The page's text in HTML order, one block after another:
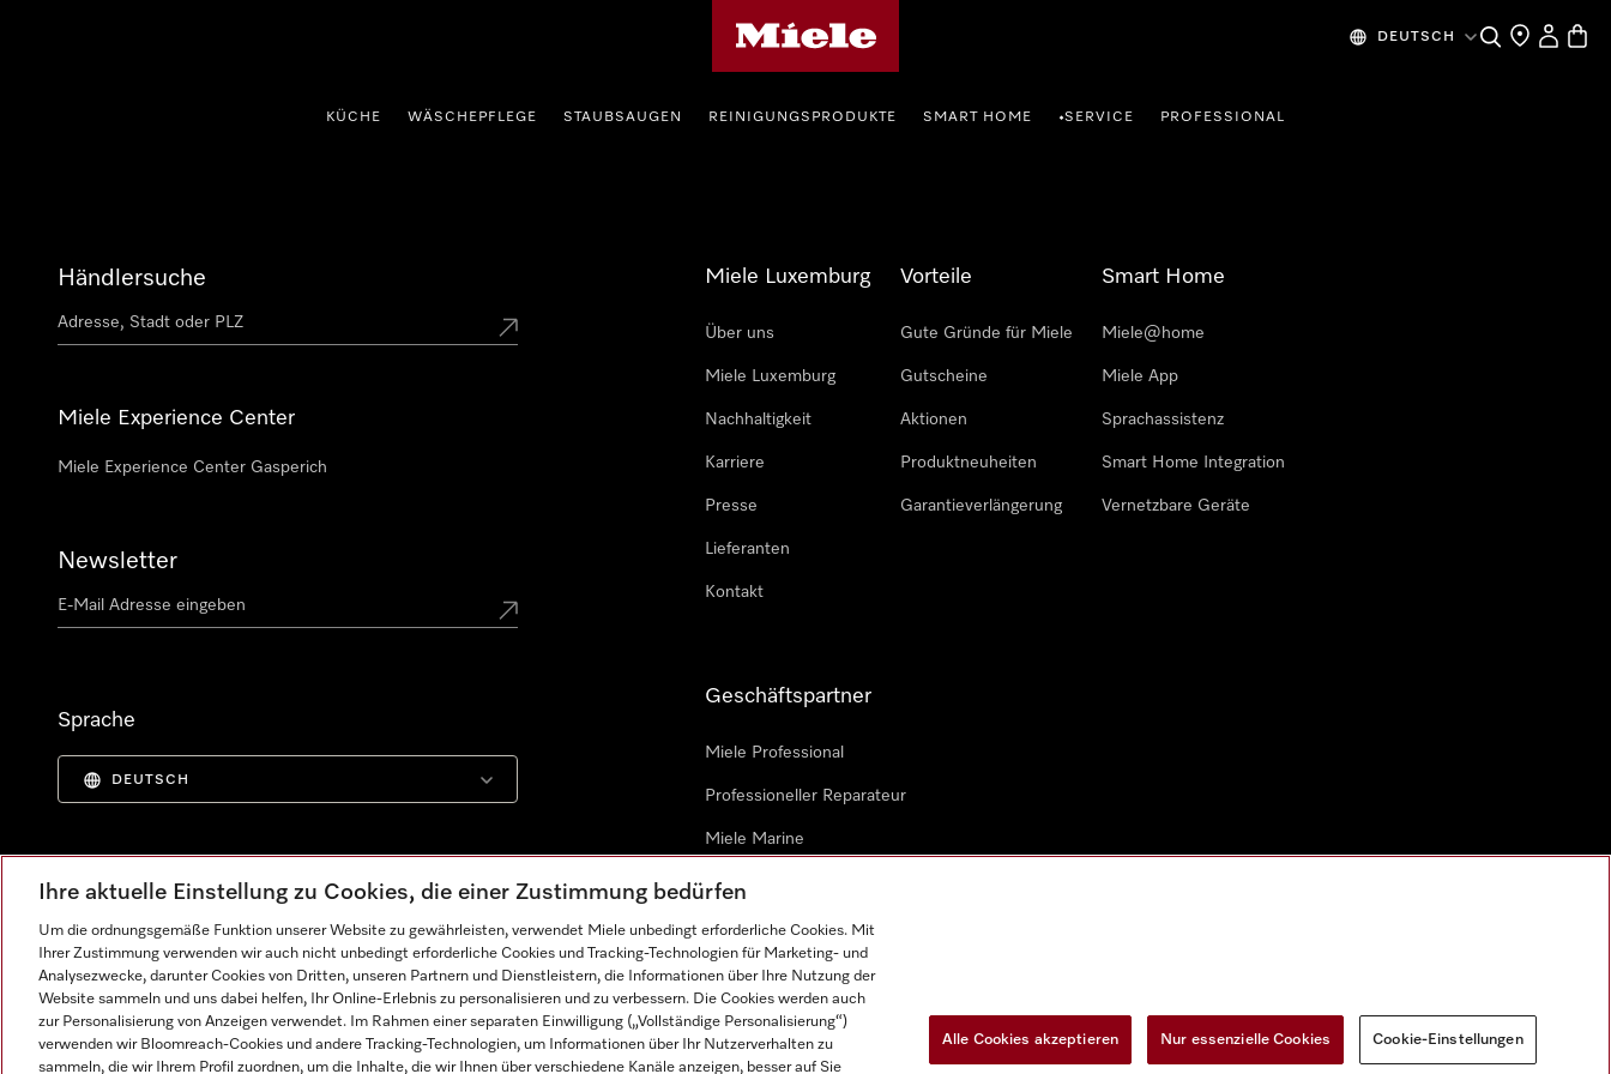
DEUTSCH SucheHändlersuche
KÜCHE WÄSCHEPFLEGE STAUBSAUGEN REINIGUNGSPRODUKTE SMART HOME •SERVICE PROFESSIONAL
Händlersuche
Miele Experience Center
Miele Experience Center Gasperich
Newsletter
Sprache
DEUTSCH
Miele Luxemburg
Über uns
Miele Luxemburg
Nachhaltigkeit
Karriere
Presse
Lieferanten
Kontakt
Vorteile
Gute Gründe für Miele
Gutscheine
Aktionen
Produktneuheiten
Garantieverlängerung
Smart Home
Miele@home
Miele App
Sprachassistenz
Smart Home Integration
Vernetzbare Geräte
Geschäftspartner
Miele Professional
Professioneller Reparateur
Miele Marine
Architekten & Bauträger
Impressum AGB Datenschutz Nutzungsbedingungen Barrièrefreiheetserklärung Gesetzen über digitale Dienste Widerrufsformular Cookie-Einstellungen
Ihre aktuelle Einstellung zu Cookies, die einer Zustimmung bedürfen
Um die ordnungsgemäße Funktion unserer Website zu gewährleisten, verwendet Miele unbedingt erforderliche Cookies. Mit
Ihrer Zustimmung verwenden wir auch nicht unbedingt erforderliche Cookies und Tracking-Technologien für Marketing- und
Analysezwecke, darunter Cookies von Dritten, unseren Partnern und Dienstleistern, die Informationen über Ihre Nutzung der
Website sammeln und uns dabei helfen, Ihr Online-Erlebnis zu personalisieren und zu verbessern. Die Cookies werden auch
zur Personalisierung von Anzeigen verwendet. Im Rahmen einer separaten Einwilligung („Vollständige Personalisierung“)
verwenden wir Bloomreach-Cookies und andere Tracking-Technologien, um Informationen über Ihr Nutzerverhalten zu
sammeln, die wir Ihrem Profil zuordnen, um die Inhalte, die wir Ihnen über verschiedene Kanäle anzeigen, besser auf Sie
Alle Cookies akzeptieren Nur essenzielle Cookies Cookie-Einstellungen